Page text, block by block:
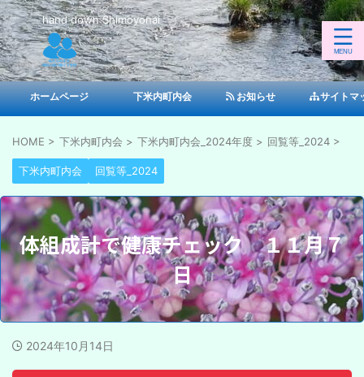
hand down Shimoyonai
ホームページ 下米内町内会 お知らせ サイトマ
HOME > 下米内町内会 > 下米内町内会_2024年度 > 回覧等_2024 >
下米内町内会 回覧等_2024
体組成計で健康チェック １１月７
日
2024年10月14日